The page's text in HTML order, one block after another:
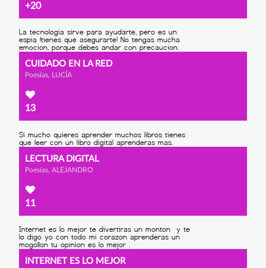
+20
CUIDADO EN LA RED
Poesías, LUCÍA
13
LECTURA DIGITAL
Poesías, ALEJANDRO
11
INTERNET ES LO MEJOR